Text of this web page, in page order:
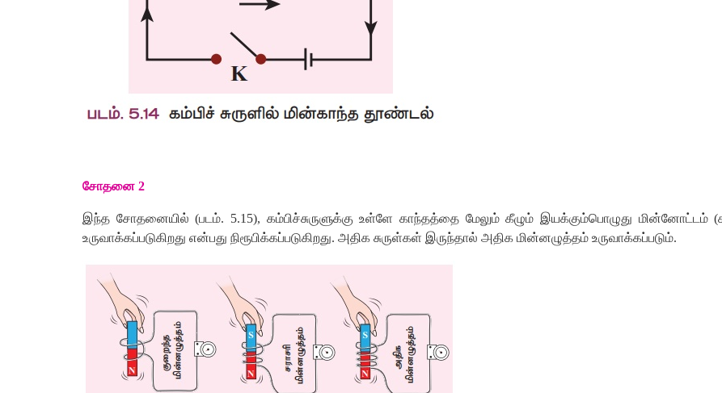
சோதனை 2
இந்த சோதனையில் (படம். 5.15), கம்பிச்சுருளுக்கு உள்ளே காந்தத்தை மேலும் கீழும் இயக்கும்பொழுது மின்னோட்டம்(
உருவாக்கப்படுகிறது என்பது நிரூபிக்கப்படுகிறது. அதிக சுருள்கள் இருந்தால் அதிக மின்னழுத்தம் உருவாக்கப்படும்.